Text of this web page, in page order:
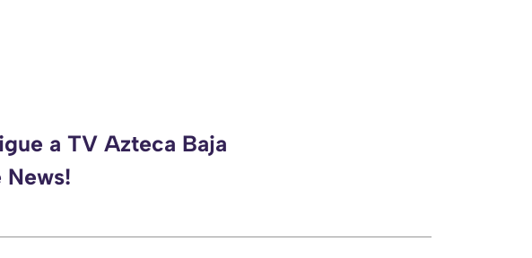
a TV Azteca Baja